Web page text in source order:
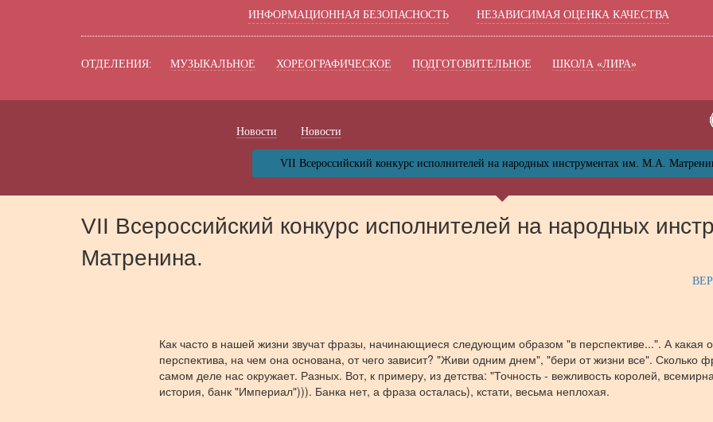
ИНФОРМАЦИОННАЯ БЕЗОПАСНОСТЬ НЕЗАВИСИМАЯ ОЦЕНКА КАЧЕСТВА
ОТДЕЛЕНИЯ: МУЗЫКАЛЬНОЕ ХОРЕОГРАФИЧЕСКОЕ ПОДГОТОВИТЕЛЬНОЕ ШКОЛА «ЛИРА»
Новости Новости
VII Всероссийский конкурс исполнителей на народных инструментах им. М.А.
VII Всероссийский конкурс исполнителей на народных
Матренина.
Как часто в нашей жизни звучат фразы, начинающиеся следующим образом "в перспективе...". А какая
перспектива, на чем она основана, от чего зависит? "Живи одним днем", "бери от жизни все". Сколько
самом деле нас окружает. Разных. Вот, к примеру, из детства: "Точность - вежливость королей,
история, банк "Империал"))). Банка нет, а фраза осталась), кстати, весьма неплохая.